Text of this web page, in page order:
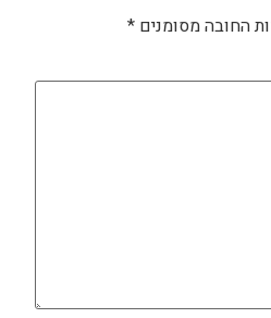
החובה מסומנים *